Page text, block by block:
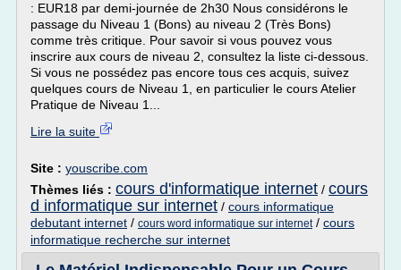
: EUR18 par demi-journée de 2h30 Nous considérons le
passage du Niveau 1 (Bons) au niveau 2 (Très Bons)
comme très critique. Pour savoir si vous pouvez vous
inscrire aux cours de niveau 2, consultez la liste ci-dessous.
Si vous ne possédez pas encore tous ces acquis, suivez
quelques cours de Niveau 1, en particulier le cours Atelier
Pratique de Niveau 1...
Lire la suite
Site : youscribe.com
Thèmes liés : cours d'informatique internet / cours
d informatique sur internet / cours informatique
debutant internet / cours word informatique sur internet/ cours
informatique recherche sur internet